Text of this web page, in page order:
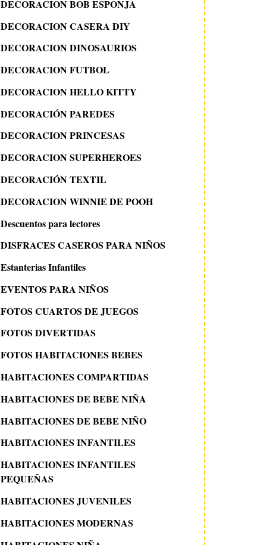
DECORACION BOB ESPONJA
DECORACION CASERA DIY
DECORACION DINOSAURIOS
DECORACION FUTBOL
DECORACION HELLO KITTY
DECORACIÓN PAREDES
DECORACION PRINCESAS
DECORACION SUPERHEROES
DECORACIÓN TEXTIL
DECORACION WINNIE DE POOH
Descuentos para lectores
DISFRACES CASEROS PARA NIÑOS
Estanterias Infantiles
EVENTOS PARA NIÑOS
FOTOS CUARTOS DE JUEGOS
FOTOS DIVERTIDAS
FOTOS HABITACIONES BEBES
HABITACIONES COMPARTIDAS
HABITACIONES DE BEBE NIÑA
HABITACIONES DE BEBE NIÑO
HABITACIONES INFANTILES
HABITACIONES INFANTILES
PEQUEÑAS
HABITACIONES JUVENILES
HABITACIONES MODERNAS